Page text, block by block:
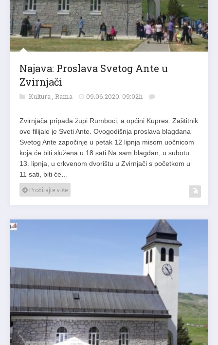
Najava: Proslava Svetog Ante u
Zvirnjači
Kultura , Rama 09.06.2020. 09:02h
Zvirnjača pripada župi Rumboci, a općini Kupres. Zaštitnik
ove filijale je Sveti Ante. Ovogodišnja proslava blagdana
Svetog Ante započinje u petak 12 lipnja misom uočnicom
koja će biti služena u 18 sati.Na sam blagdan, u subotu
13. lipnja, u crkvenom dvorištu u Zvirnjači s početkom u
11 sati, biti će…
Pročitajte više